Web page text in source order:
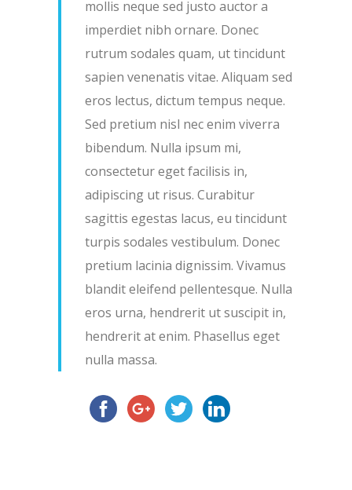
mollis neque sed justo auctor a
imperdiet nibh ornare. Donec
rutrum sodales quam, ut tincidunt
sapien venenatis vitae. Aliquam sed
eros lectus, dictum tempus neque.
Sed pretium nisl nec enim viverra
bibendum. Nulla ipsum mi,
consectetur eget facilisis in,
adipiscing ut risus. Curabitur
sagittis egestas lacus, eu tincidunt
turpis sodales vestibulum. Donec
pretium lacinia dignissim. Vivamus
blandit eleifend pellentesque. Nulla
eros urna, hendrerit ut suscipit in,
hendrerit at enim. Phasellus eget
nulla massa.